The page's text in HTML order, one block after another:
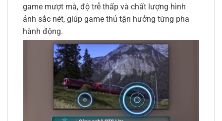
game mượt mà, độ trễ thấp và chất lượng hình
ảnh sắc nét, giúp game thủ tận hưởng từng pha
hành động.